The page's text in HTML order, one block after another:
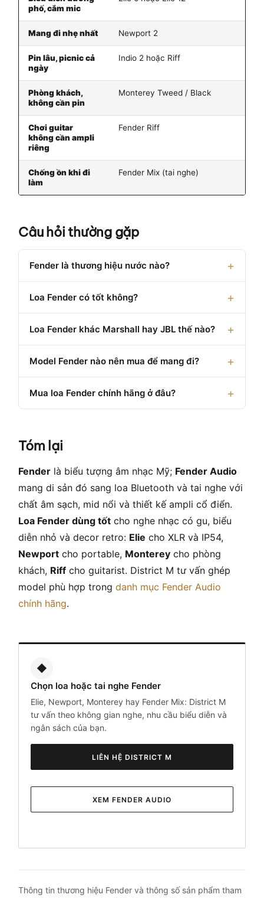
phố, cắm mic
Mang đi nhẹ nhất Newport 2
Pin lâu, picnic cả
ngày
Indio 2 hoặc Riff
Phòng khách,
không cần pin
Monterey Tweed / Black
Chơi guitar
không cần ampli
riêng
Fender Riff
Chống ồn khi đi
làm
Fender Mix (tai nghe)
Câu hỏi thường gặp
Fender là thương hiệu nước nào?
Loa Fender có tốt không?
Loa Fender khác Marshall hay JBL thế nào?
Model Fender nào nên mua để mang đi?
Mua loa Fender chính hãng ở đâu?
Tóm lại
Fender là biểu tượng âm nhạc Mỹ; Fender Audio
mang di sản đó sang loa Bluetooth và tai nghe với
chất âm sạch, mid nổi và thiết kế ampli cổ điển.
Loa Fender dùng tốt cho nghe nhạc có gu, biểu
diễn nhỏ và decor retro: Elie cho XLR và IP54,
Newport cho portable, Monterey cho phòng
khách, Riff cho guitarist. District M tư vấn ghép
model phù hợp trong danh mục Fender Audio
chính hãng.
◆
Chọn loa hoặc tai nghe Fender
Elie, Newport, Monterey hay Fender Mix: District M
tư vấn theo không gian nghe, nhu cầu biểu diễn và
ngân sách của bạn.
LIÊN HỆ DISTRICT M
XEM FENDER AUDIO
Thông tin thương hiệu Fender và thông số sản phẩm tham